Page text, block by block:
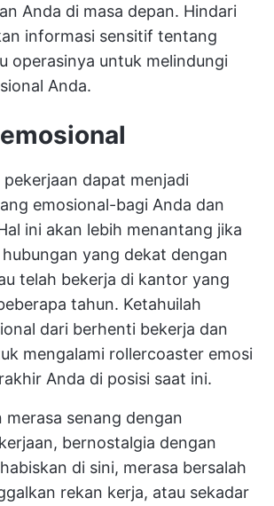
Anda di masa depan. Hindari
informasi sensitif tentang
operasinya untuk melindungi
Anda.
dapat menjadi
emosional-bagi Anda dan
ini akan lebih menantang jika
yang dekat dengan
telah bekerja di kantor yang
tahun. Ketahuilah
dari berhenti bekerja dan
mengalami rollercoaster emosi
Anda di posisi saat ini.
merasa senang dengan
bernostalgia dengan
di sini, merasa bersalah
rekan kerja, atau sekadar